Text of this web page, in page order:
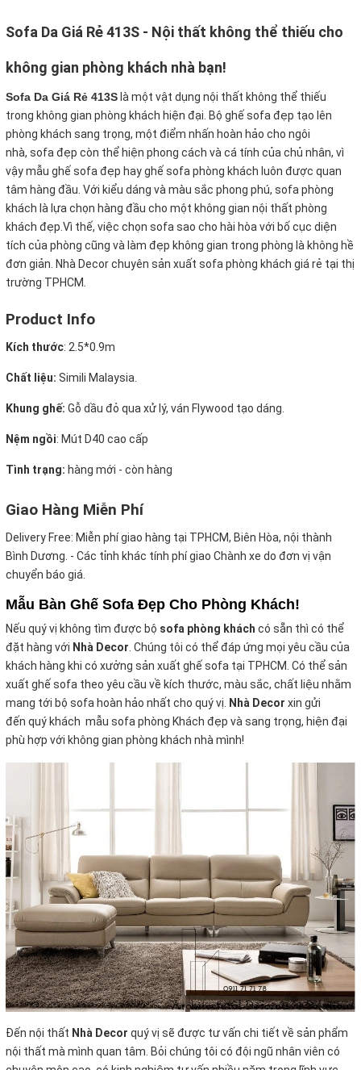
Sofa Da Giá Rẻ 413S - Nội thất không thể thiếu cho
không gian phòng khách nhà bạn!
Sofa Da Giá Rẻ 413S là một vật dụng nội thất không thể thiếu
trong không gian phòng khách hiện đại. Bộ ghế sofa đẹp tạo lên
phòng khách sang trọng, một điểm nhấn hoàn hảo cho ngôi
nhà, sofa đẹp còn thể hiện phong cách và cá tính của chủ nhân, vì
vậy mẫu ghế sofa đẹp hay ghế sofa phòng khách luôn được quan
tâm hàng đầu. Với kiểu dáng và màu sắc phong phú, sofa phòng
khách là lựa chọn hàng đầu cho một không gian nội thất phòng
khách đẹp.Vì thế, việc chọn sofa sao cho hài hòa với bố cục diện
tích của phòng cũng và làm đẹp không gian trong phòng là không hề
đơn giản. Nhà Decor chuyên sản xuất sofa phòng khách giá rẻ tại thị
trường TPHCM.
Product Info
Kích thước: 2.5*0.9m
Chất liệu: Simili Malaysia.
Khung ghế: Gỗ dầu đỏ qua xử lý, ván Flywood tạo dáng.
Nệm ngồi: Mút D40 cao cấp
Tình trạng: hàng mới - còn hàng
Giao Hàng Miễn Phí
Delivery Free: Miễn phí giao hàng tại TPHCM, Biên Hòa, nội thành
Bình Dương. - Các tỉnh khác tính phí giao Chành xe do đơn vị vận
chuyển báo giá.
Mẫu Bàn Ghế Sofa Đẹp Cho Phòng Khách!
Nếu quý vị không tìm được bộ sofa phòng khách có sẵn thì có thể
đặt hàng với Nhà Decor. Chúng tôi có thể đáp ứng mọi yêu cầu của
khách hàng khi có xưởng sản xuất ghế sofa tại TPHCM. Có thể sản
xuất ghế sofa theo yêu cầu về kích thước, màu sắc, chất liệu nhằm
mang tới bộ sofa hoàn hảo nhất cho quý vị. Nhà Decor xin gửi
đến quý khách mẫu sofa phòng Khách đẹp và sang trọng, hiện đại
phù hợp với không gian phòng khách nhà mình!
Đến nội thất Nhà Decor quý vị sẽ được tư vấn chi tiết về sản phẩm
nội thất mà mình quan tâm. Bỏi chúng tôi có đội ngũ nhân viên có